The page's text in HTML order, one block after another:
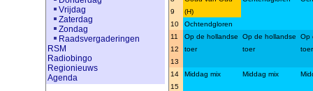
Vrijdag
Zaterdag
Zondag
Raadsvergaderingen
RSM
Radiobingo
Regionieuws
Agenda
9
(H)
10
Ochtendgloren
11
Op de hollandse Op de hollandse
Op
12
toer toer
toer
13
14
Middag mix Middag mix
15